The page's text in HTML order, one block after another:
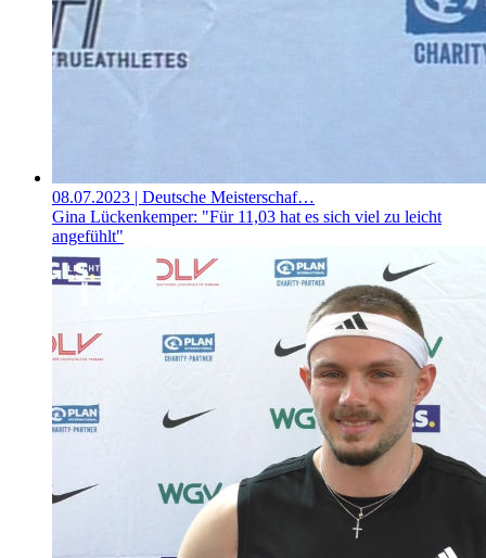
08.07.2023 | Deutsche Meisterschaf…
Gina Lückenkemper: "Für 11,03 hat es sich viel zu leicht
angefühlt"